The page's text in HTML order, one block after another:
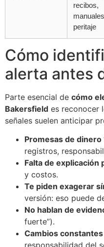
recibos,
peritaje
Cómo
alerta antes
Parte esencial de cómo
Bakersfield es reconocer
señales suelen anticipar
Promesas de dinero
registros,
Falta de explicación
y costos.
Te piden exagerar
versión: eso puede
No hablan de
fuerte”).
Cambios
responsabilidad del